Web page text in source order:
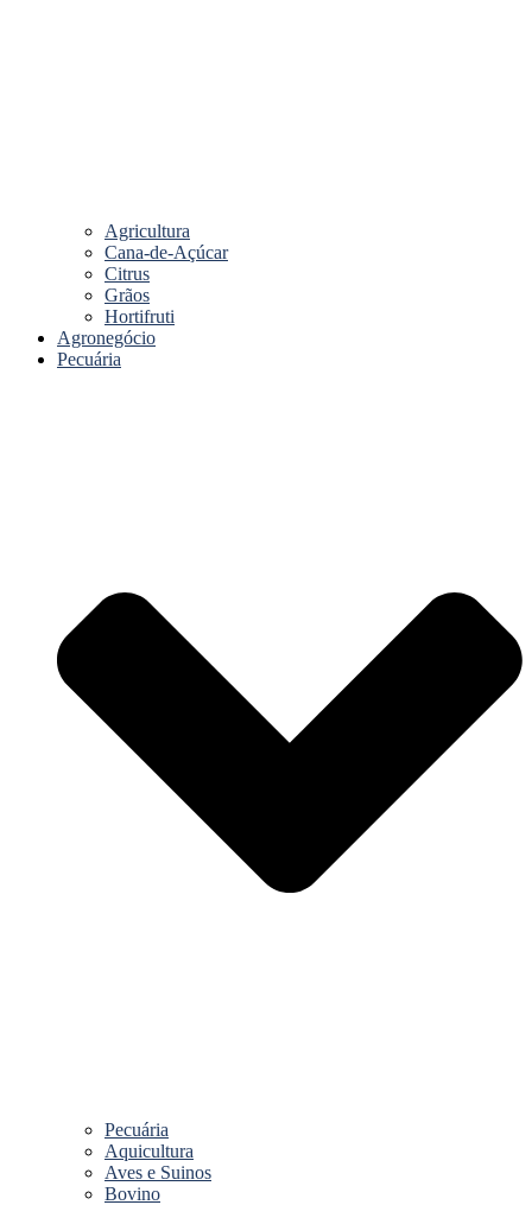
Agricultura
Cana-de-Açúcar
Citrus
Grãos
Hortifruti
Agronegócio
Pecuária
Pecuária
Aquicultura
Aves e Suinos
Bovino